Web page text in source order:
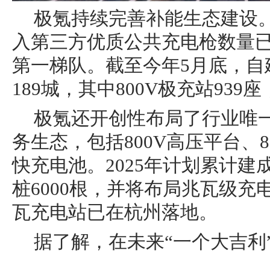
极氪持续完善补能生态建设
入第三方优质公共充电枪数量
第一梯队。截至今年5月底，
189城，其中800V极充站939座
极氪还开创性布局了行业唯
务生态，包括800V高压平台、
快充电池。2025年计划累计建
桩6000根，并将布局兆瓦级充
瓦充电站已在杭州落地。
据了解，在未来“一个大吉